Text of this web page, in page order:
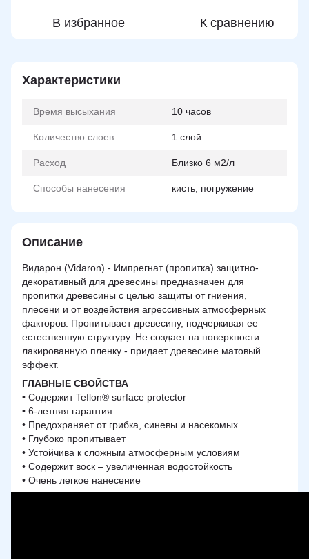
В избранное К сравнению
Характеристики
Время высыхания 10 часов
Количество слоев 1 слой
Расход Близко 6 м2/л
Способы нанесения кисть, погружение
Описание
Видарон (Vidaron) - Импрегнат (пропитка) защитно-
декоративный для древесины предназначен для
пропитки древесины с целью защиты от гниения,
плесени и от воздействия агрессивных атмосферных
факторов. Пропитывает древесину, подчеркивая ее
естественную структуру. Не создает на поверхности
лакированную пленку - придает древесине матовый
эффект.
ГЛАВНЫЕ СВОЙСТВА
• Содержит Teflon® surface protector
• 6-летняя гарантия
• Предохраняет от грибка, синевы и насекомых
• Глубоко пропитывает
• Устойчива к сложным атмосферным условиям
• Содержит воск – увеличенная водостойкость
• Очень легкое нанесение